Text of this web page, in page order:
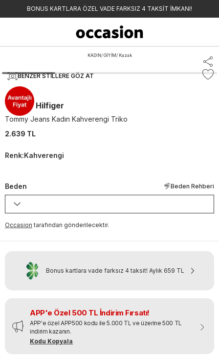
BONUS KARTLARA ÖZEL VADE FARKSIZ 4 TAKSİT İMKANI!
KADIN/ GİYİM/ Kazak
BENZER STILLERE GÖZ AT
Tommy Hilfiger
Tommy Jeans Kadın Kahverengi Triko
2.639 TL
Renk:Kahverengi
Beden Beden Rehberi
Occasion tarafından gönderilecektir.
Bonus kartlara vade farksız 4 taksit! Aylık 659 TL
APP'e Özel 500 TL İndirim Fırsatı!
APP'e özel APP500 kodu ile 5.000 TL ve üzerine 500 TL
indirim kazanın.
Kodu Kopyala